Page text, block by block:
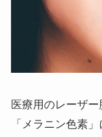
医療用のレーザ
「メラニン色素